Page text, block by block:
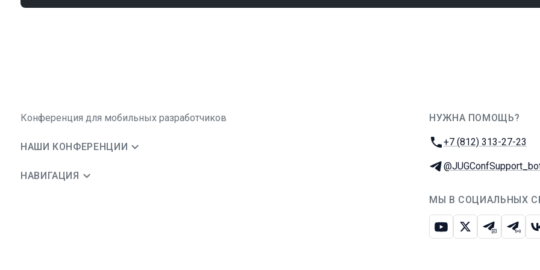
Конференция для мобильных разработчиков
НАШИ КОНФЕРЕНЦИИ
НАВИГАЦИЯ
НУЖНА ПОМОЩЬ?
Телефон:
+7 (812) 313-27-23
Телеграм:
МЫ В СОЦИАЛЬНЫХ
ЮтубИкс Телеграм-